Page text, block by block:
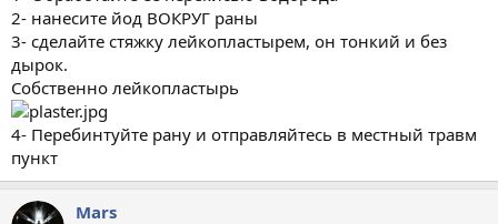
2- нанесите йод ВОКРУГ раны
3- сделайте стяжку лейкопластырем, он тонкий и без
дырок.
Собственно лейкопластырь
4- Перебинтуйте рану и отправляйтесь в местный травм
пункт
Mars